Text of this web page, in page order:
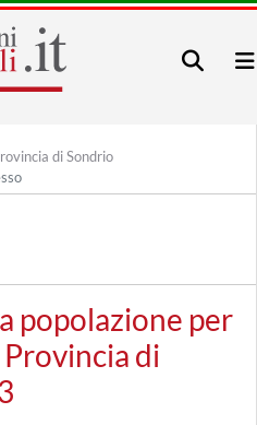
di Sondrio
popolazione per
Provincia di